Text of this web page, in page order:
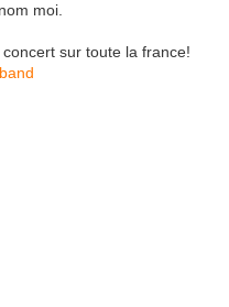
moi.
sur toute la france!